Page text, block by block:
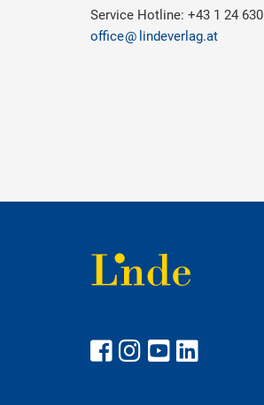
Service Hotline: +43 1 24 630
office
lindeverlag.at